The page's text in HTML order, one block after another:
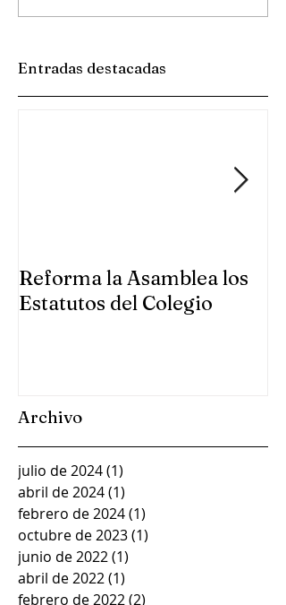
Entradas destacadas
Reforma la Asamblea los
Estatutos del Colegio
Archivo
julio de 2024(1)
abril de 2024(1)
febrero de 2024(1)
octubre de 2023(1)
junio de 2022(1)
abril de 2022(1)
febrero de 2022(2)